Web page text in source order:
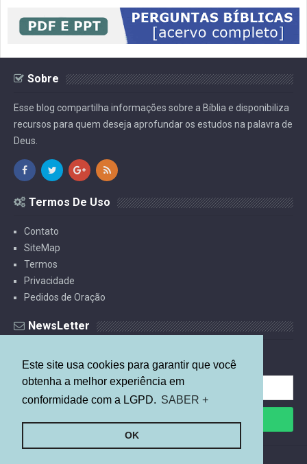
Este site usa cookies para garantir que você
obtenha a melhor experiência em
conformidade com a LGPD. SABER +
OK
Sobre
Esse blog compartilha informações sobre a Bíblia e disponibiliza
recursos para quem deseja aprofundar os estudos na palavra de
Deus.
Termos De Uso
Contato
SiteMap
Termos
Privacidade
Pedidos de Oração
NewsLetter
©2026Mais Relevante